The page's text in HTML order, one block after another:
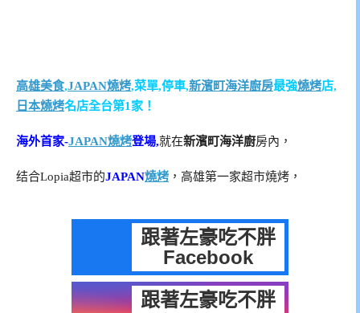
高雄美食,JAPAN燒烤,菜單,停車,新濱町海洋廚房最強燒烤店,
日本燒烤名店全台第1家！
海外首家-JAPAN燒烤登場,就在新濱町海洋廚房內，
结合Lopia超市的JAPAN燒烤 ， 高雄第一家超市燒烤，
跟著左豪吃不胖
Facebook
跟著左豪吃不胖